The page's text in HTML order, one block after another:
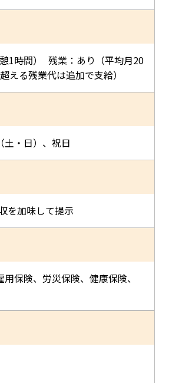
1時間） 残業：あり（平均月20
える残業代は追加で支給）
土・日）、祝日
を加味して提示
保険、労災保険、健康保険、